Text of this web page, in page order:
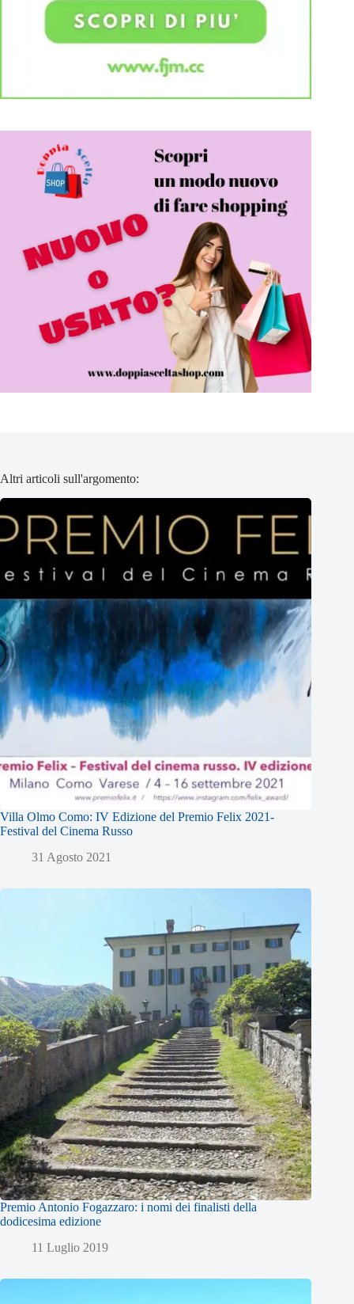
Altri articoli sull'argomento:
Villa Olmo Como: IV Edizione del Premio Felix 2021-
Festival del Cinema Russo
31 Agosto 2021
Premio Antonio Fogazzaro: i nomi dei finalisti della
dodicesima edizione
11 Luglio 2019